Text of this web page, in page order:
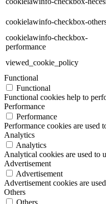
cookielawinfo-checkbox-
cookielawinfo-checkbox-
performance
viewed_cookie_policy
Functional
Functional
Functional cookies help to
Performance
Performance
Performance cookies are used
Analytics
Analytics
Analytical cookies are used to
Advertisement
Advertisement
Advertisement cookies are
Others